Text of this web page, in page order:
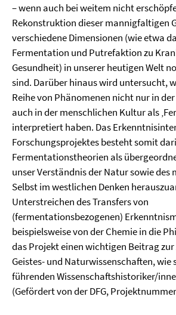
– wenn auch bei weitem nicht
Rekonstruktion dieser mannigfaltigen
verschiedene Dimensionen (wie etwa
Fermentation und Putrefaktion zu
Gesundheit) in unserer heutigen Welt
sind. Darüber hinaus wird untersucht,
Reihe von Phänomenen nicht nur in
auch in der menschlichen Kultur als
interpretiert haben. Das
Forschungsprojektes besteht somit
Fermentationstheorien als
unser Verständnis der Natur sowie des
Selbst im westlichen Denken
Unterstreichen des Transfers von
(fermentationsbezogenen)
beispielsweise von der Chemie in die
das Projekt einen wichtigen Beitrag
Geistes- und Naturwissenschaften, wie
führenden Wissenschaftshistoriker/
(Gefördert von der DFG,